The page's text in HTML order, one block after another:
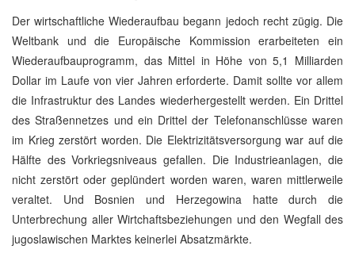
Der wirtschaftliche Wiederaufbau begann jedoch recht zügig. Die
Weltbank und die Europäische Kommission erarbeiteten ein
Wiederaufbauprogramm, das Mittel in Höhe von 5,1 Milliarden
Dollar im Laufe von vier Jahren erforderte. Damit sollte vor allem
die Infrastruktur des Landes wiederhergestellt werden. Ein Drittel
des Straßennetzes und ein Drittel der Telefonanschlüsse waren
im Krieg zerstört worden. Die Elektrizitätsversorgung war auf die
Hälfte des Vorkriegsniveaus gefallen. Die Industrieanlagen, die
nicht zerstört oder geplündert worden waren, waren mittlerweile
veraltet. Und Bosnien und Herzegowina hatte durch die
Unterbrechung aller Wirtchaftsbeziehungen und den Wegfall des
jugoslawischen Marktes keinerlei Absatzmärkte.